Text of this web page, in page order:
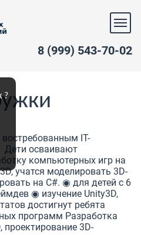
?
8 (999) 543-70-02
IT-
Дети осваивают
компьютерных игр на
учатся моделировать 3D-
на C#. ◉ для детей с 6
◉ изучение Unity3D,
достигнут ребята
программ Разработка
проектирование 3D-